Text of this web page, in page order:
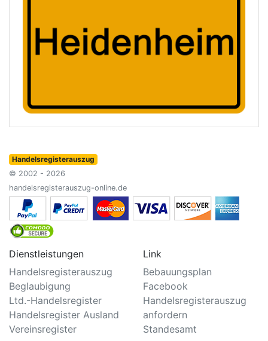
Handelsregisterauszug
© 2002 - 2026
handelsregisterauszug-online.de
Dienstleistungen
Handelsregisterauszug
Beglaubigung
Ltd.-Handelsregister
Handelsregister Ausland
Vereinsregister
Link
Bebauungsplan
Facebook
Handelsregisterauszug
anfordern
Standesamt